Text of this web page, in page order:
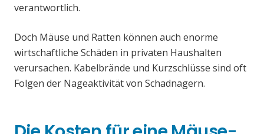
verantwortlich.
Doch Mäuse und Ratten können auch enorme
wirtschaftliche Schäden in privaten Haushalten
verursachen. Kabelbrände und Kurzschlüsse sind oft
Folgen der Nageaktivität von Schadnagern.